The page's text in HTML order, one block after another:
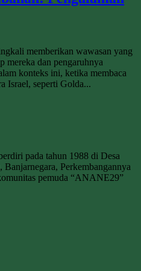
memberikan wawasan yang
mereka dan pengaruhnya
konteks ini, ketika membaca
Israel, seperti Golda...
pada tahun 1988 di Desa
Perkembangannya
pemuda “ANANE29”